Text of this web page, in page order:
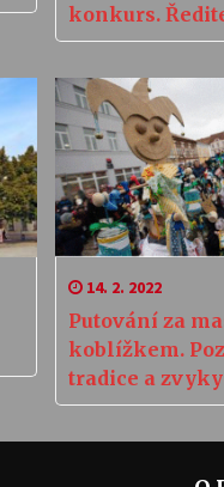
konkurs.
v Humpolci
řeší právně
14. 2. 2022
Putování za
koblížkem.
tradice a zvyky